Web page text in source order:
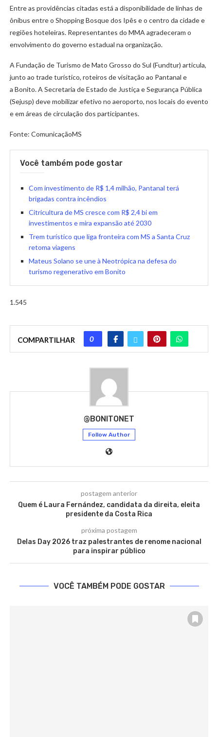
Entre as providências citadas está a disponibilidade de linhas de
ônibus entre o Shopping Bosque dos Ipês e o centro da cidade e
regiões hoteleiras. Representantes do MMA agradeceram o
envolvimento do governo estadual na organização.
A Fundação de Turismo de Mato Grosso do Sul (Fundtur) articula,
junto ao trade turístico, roteiros de visitação ao Pantanal e
a Bonito. A Secretaria de Estado de Justiça e Segurança Pública
(Sejusp) deve mobilizar efetivo no aeroporto, nos locais do evento
e em áreas de circulação dos participantes.
Fonte: ComunicaçãoMS
Você também pode gostar
Com investimento de R$ 1,4 milhão, Pantanal terá
brigadas contra incêndios
Citricultura de MS cresce com R$ 2,4 bi em
investimentos e mira expansão até 2030
Trem turístico que liga fronteira com MS a Santa Cruz
retoma viagens
Mateus Solano se une à Neotrópica na defesa do
turismo regenerativo em Bonito
1.545
COMPARTILHAR 0
@BONITONET
Follow Author
postagem anterior
Quem é Laura Fernández, candidata da direita, eleita
presidente da Costa Rica
próxima postagem
Delas Day 2026 traz palestrantes de renome nacional
para inspirar público
VOCÊ TAMBÉM PODE GOSTAR